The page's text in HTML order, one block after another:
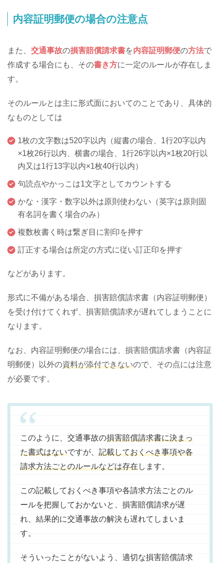
内容証明郵便の場合の注意点
また、 交通事故の損害賠償請求書を内容証明郵便の方法で
作成する場合にも、その書き方に一定のルールが存在しま
す。
そのルールとは主に形式面においてのことであり、具体的
なものとしては
1枚の文字数は520字以内（縦書の場合、1行20字以内
×1枚26行以内、横書の場合、1行26字以内×1枚20行以
内又は1行13字以内×1枚40行以内）
句読点やかっこは1文字としてカウントする
かな・漢字・数字以外は原則使わない（英字は原則固
有名詞を書く場合のみ）
複数枚書く時は繋ぎ目に割印を押す
訂正する場合は所定の方式に従い訂正印を押す
などがあります。
形式に不備がある場合、損害賠償請求書（内容証明郵便）
を受け付けてくれず、損害賠償請求が遅れてしまうことに
なります。
なお、内容証明郵便の場合には、損害賠償請求書（内容証
明郵便）以外の資料が添付できないので、その点には注意
が必要です。
このように、交通事故の損害賠償請求書に決まっ
た書式はないですが、 記載しておくべき事項や各
請求方法ごとのルールなどは存在します。
この記載しておくべき事項や各請求方法ごとのル
ールを把握しておかないと、損害賠償請求が遅
れ、結果的に交通事故の解決も遅れてしまいま
す。
そういったことがないよう、適切な損害賠償請求